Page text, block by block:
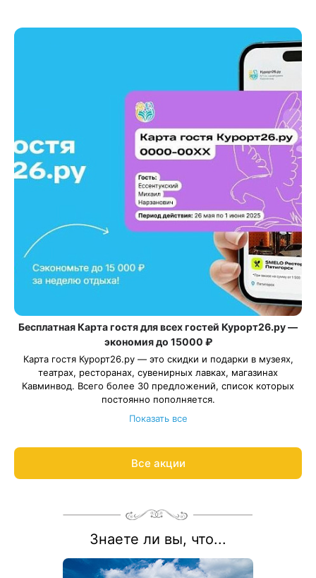
Бесплатная Карта гостя для всех гостей Курорт26.ру —
экономия до 15000 ₽
Карта гостя Курорт26.ру — это скидки и подарки в музеях,
театрах, ресторанах, сувенирных лавках, магазинах
Кавминвод. Всего более 30 предложений, список которых
постоянно пополняется.
Дарим карту всем гостям при бронировании санаториев и
отелей в нашем сервисе. Карта создается в 1 клик и
неделю отдыха с выгодными предложения лучших заведений
Кавминвод.
Подробнее:guestcard.kurort26.ru
Подберем санаторий и оформим Карту гостя за 15 минут:
Показать все
Все акции
Знаете ли вы, что...